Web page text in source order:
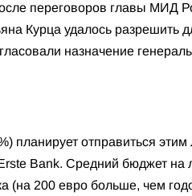
переговоров главы МИД
Курца удалось разрешить
назначение
планирует отправиться
Bank. Средний бюджет на
(на 200 евро больше, чем